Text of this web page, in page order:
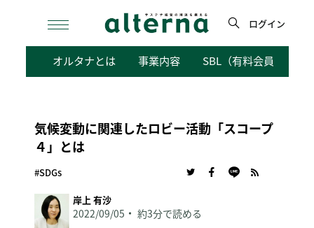
検
ログイン
オルタナとは 事業内容 SBL（有料会員向けサ
気候変動に関連したロビー活動「スコープ
４」とは
#SDGs
岸上 有沙
2022/09/05 約3分で読める